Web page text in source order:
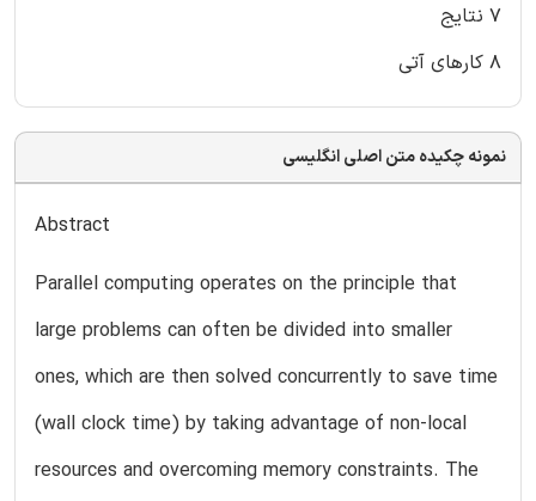
۷ نتایج
۸ کارهای آتی
نمونه چکیده متن اصلی انگلیسی
Abstract
Parallel computing operates on the principle that
large problems can often be divided into smaller
ones, which are then solved concurrently to save time
(wall clock time) by taking advantage of non-local
resources and overcoming memory constraints. The